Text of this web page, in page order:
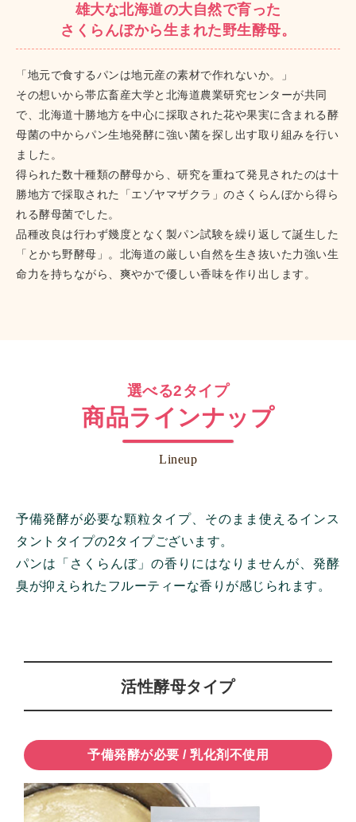
雄大な北海道の大自然で育った
さくらんぼから生まれた野生酵母。
「地元で食するパンは地元産の素材で作れないか。」
その想いから帯広畜産大学と北海道農業研究センターが共同
で、北海道十勝地方を中心に採取された花や果実に含まれる酵
母菌の中からパン生地発酵に強い菌を探し出す取り組みを行い
ました。
得られた数十種類の酵母から、研究を重ねて発見されたのは十
勝地方で採取された「エゾヤマザクラ」のさくらんぼから得ら
れる酵母菌でした。
品種改良は行わず幾度となく製パン試験を繰り返して誕生した
「とかち野酵母」。北海道の厳しい自然を生き抜いた力強い生
命力を持ちながら、爽やかで優しい香味を作り出します。
選べる2タイプ
商品ラインナップ
Lineup
予備発酵が必要な顆粒タイプ、そのまま使えるインス
タントタイプの2タイプございます。
パンは「さくらんぼ」の香りにはなりませんが、発酵
臭が抑えられたフルーティーな香りが感じられます。
活性酵母タイプ
予備発酵が必要 / 乳化剤不使用